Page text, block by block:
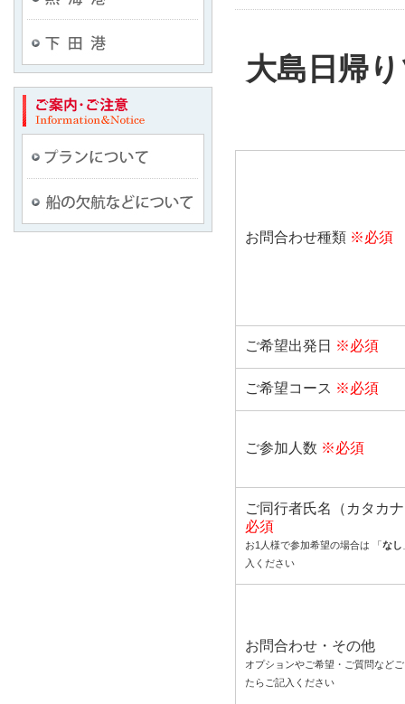
大島日帰
お問合わせ種類 ※必須
ご希望出発日 ※必須
ご希望コース ※必須
ご参加人数 ※必須
ご同行者氏名（カタカ
必須
お1人様で参加希望の場合は 「なし
入ください
お問合わせ・その他
オプションやご希望・ご質問など
たらご記入ください